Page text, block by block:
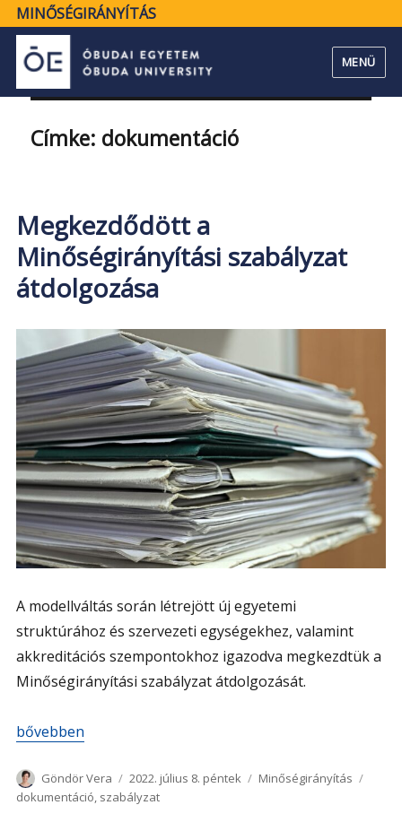
MINŐSÉGIRÁNYÍTÁS
MENÜ
Címke: dokumentáció
Megkezdődött a
Minőségirányítási szabályzat
átdolgozása
A modellváltás során létrejött új egyetemi
struktúrához és szervezeti egységekhez, valamint
akkreditációs szempontokhoz igazodva megkezdtük a
Minőségirányítási szabályzat átdolgozását.
„Megkezdődött a Minőségirányítási szabályzat
bővebben
Szerző
Göndör Vera Közzétéve
2022. július 8. péntek Kategória
Minőségirányítás
dokumentáció szabályzat